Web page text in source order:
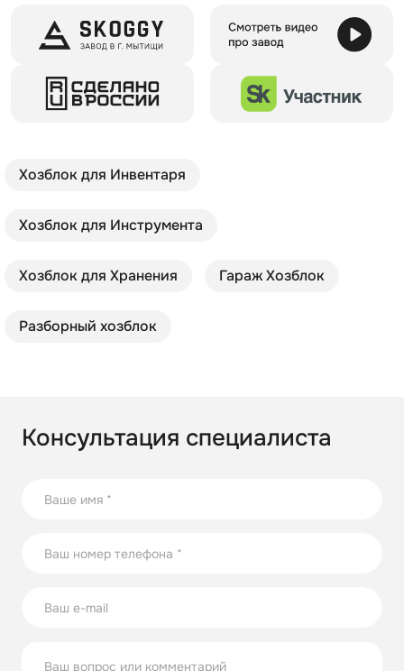
Хозблок для Инвентаря
Хозблок для Инструмента
Хозблок для Хранения Гараж Хозблок
Разборный хозблок
Консультация специалиста